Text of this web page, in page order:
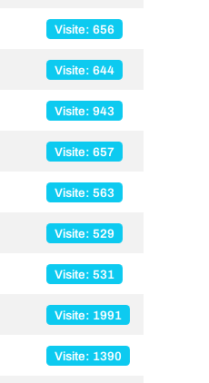
Visite: 656
Visite: 644
Visite: 943
Visite: 657
Visite: 563
Visite: 529
Visite: 531
Visite: 1991
Visite: 1390